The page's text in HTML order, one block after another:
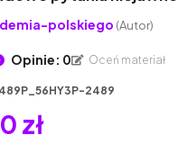
polskiego (Autor)
Opinie: 0 Oceń materiał
2489
zł